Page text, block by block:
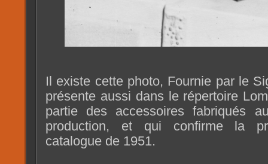
Il existe cette photo, Fournie par le
présente aussi dans le répertoire
partie des accessoires fabriqués
production, et qui confirme la
catalogue de 1951.